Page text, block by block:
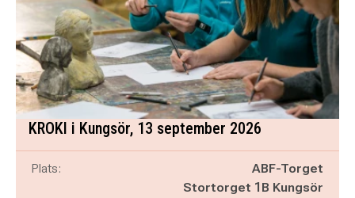
KROKI i Kungsör, 13 september 2026
Plats:
ABF-Torget
Stortorget 1B Kungsör